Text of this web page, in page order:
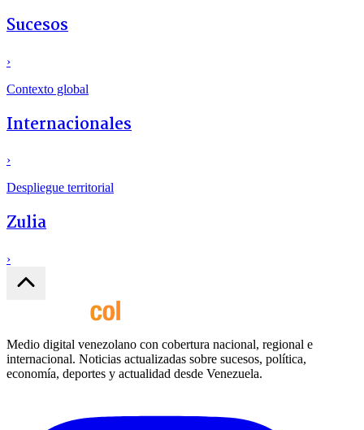
Sucesos
›
Contexto global
Internacionales
›
Despliegue territorial
Zulia
›
Medio digital venezolano con cobertura nacional, regional e
internacional. Noticias actualizadas sobre sucesos, política,
economía, deportes y actualidad desde Venezuela.